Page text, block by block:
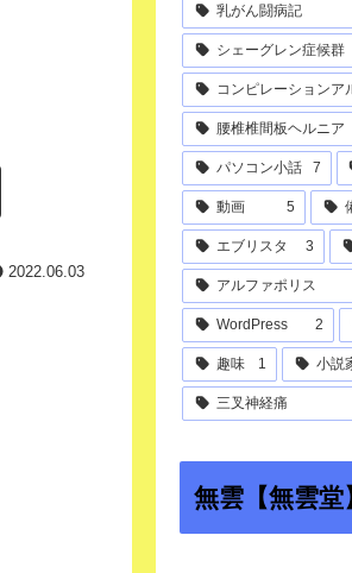
2022.06.03
乳がん闘病記
シェーグレン症候群
コンピレーションア
腰椎椎間板ヘルニア
パソコン小話 7
動画 5
エブリスタ 3
アルファポリス
WordPress 2
趣味 1 小説
三叉神経痛
無雲【無雲